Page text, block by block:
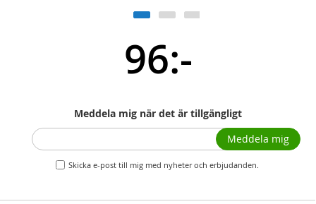
96:-
Meddela mig när det är tillgängligt
Skicka e-post till mig med nyheter och erbjudanden.
Meddela mig